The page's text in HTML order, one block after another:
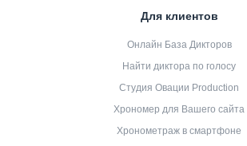
Для клиентов
Онлайн База Дикторов
Найти диктора по голосу
Студия Овации Production
Хрономер для Вашего сайта
Хронометраж в смартфоне